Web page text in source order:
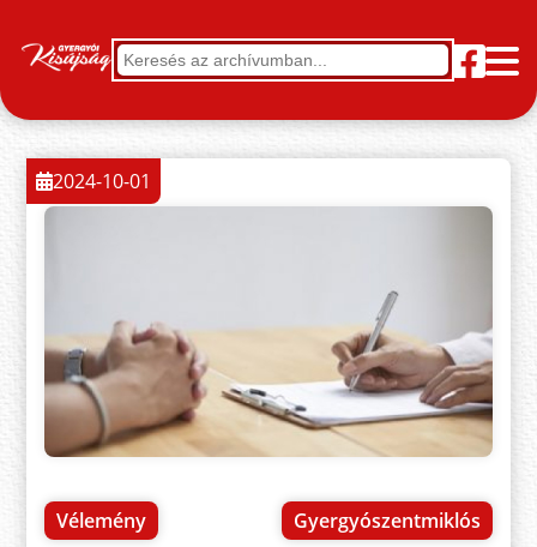
Vélemény Gyergyószentmiklós
2024-10-01